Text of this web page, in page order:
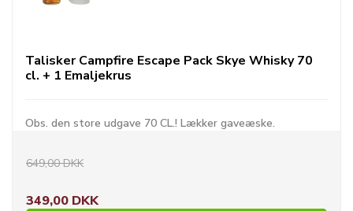
Talisker Campfire Escape Pack Skye Whisky 70
cl. + 1 Emaljekrus
Obs. den store udgave 70 CL.! Lækker gaveæske.
649,00 DKK
349,00 DKK